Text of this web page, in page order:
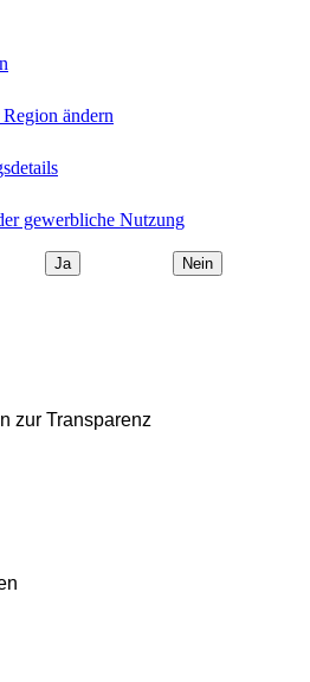
ändern
gewerbliche Nutzung
Ja Nein
zur Transparenz